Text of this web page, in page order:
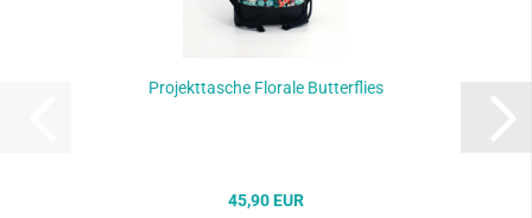
Projekttasche Florale Butterflies
45,90 EUR